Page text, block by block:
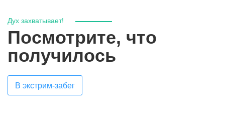
Дух захватывает!
Посмотрите, что
получилось
В экстрим-забег